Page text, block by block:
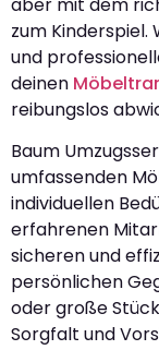
zum Kinderspiel.
und
deinen
reibungslos
Baum
umfassenden
individuellen
erfahrenen
sicheren und
persönlichen
oder große
Sorgfalt und